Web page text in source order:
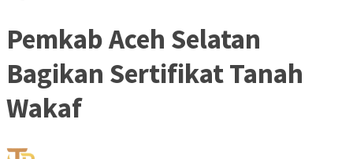
Pemkab Aceh Selatan
Bagikan Sertifikat Tanah
Wakaf